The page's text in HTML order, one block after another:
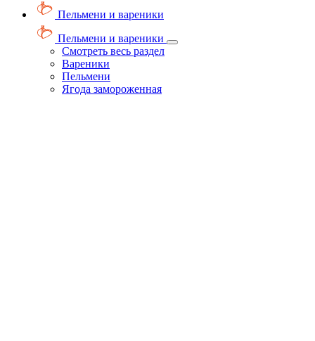
Пельмени и вареники
Пельмени и вареники
Смотреть весь раздел
Вареники
Пельмени
Ягода замороженная